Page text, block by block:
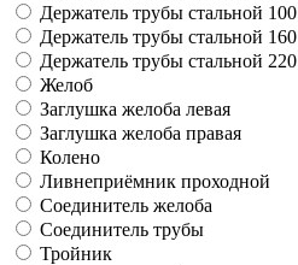
Держатель трубы стальной 100
Держатель трубы стальной 160
Держатель трубы стальной 220
Желоб
Заглушка желоба левая
Заглушка желоба правая
Колено
Ливнеприёмник проходной
Соединитель желоба
Соединитель трубы
Тройник